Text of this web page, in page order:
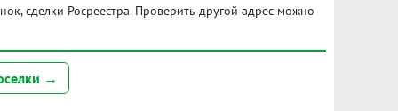
сделки Росреестра. Проверить другой адрес можно
→